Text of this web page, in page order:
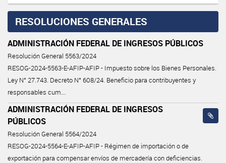
RESOLUCIONES GENERALES
ADMINISTRACIÓN FEDERAL DE INGRESOS PÚBLICOS
Resolución General 5563/2024
RESOG-2024-5563-E-AFIP-AFIP - Impuesto sobre los Bienes Personales.
Ley N° 27.743. Decreto N° 608/24. Beneficio para contribuyentes y
responsables cum...
ADMINISTRACIÓN FEDERAL DE INGRESOS
PÚBLICOS
Resolución General 5564/2024
RESOG-2024-5564-E-AFIP-AFIP - Régimen de importación o de
exportación para compensar envíos de mercadería con deficiencias.